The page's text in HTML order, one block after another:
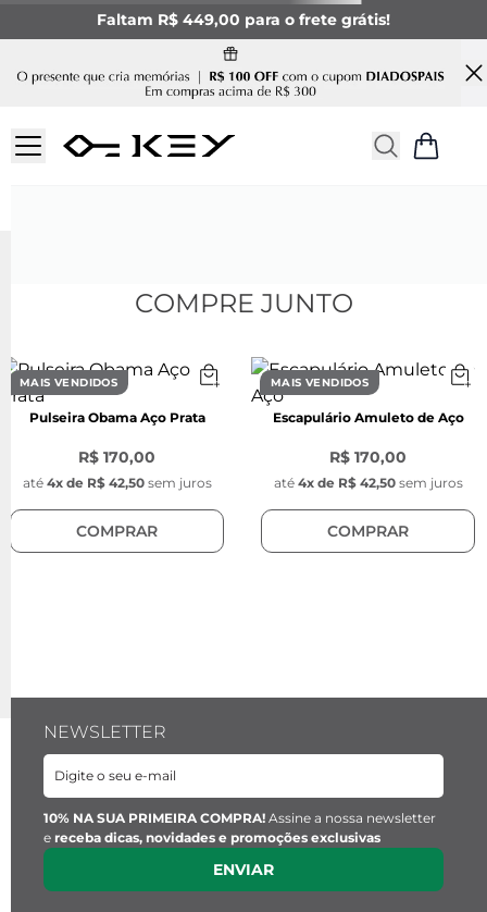
Faltam R$ 449,00 para o frete grátis!
COMPRE JUNTO
MAIS VENDIDOS
Pulseira Obama Aço Prata
R$ 170,00
até 4x de R$ 42,50 sem juros
COMPRAR
MAIS VENDIDOS
Escapulário Amuleto de Aço
R$ 170,00
até 4x de R$ 42,50 sem juros
COMPRAR
NEWSLETTER
10% NA SUA PRIMEIRA COMPRA! Assine a nossa newsletter
e receba dicas, novidades e promoções exclusivas
ENVIAR